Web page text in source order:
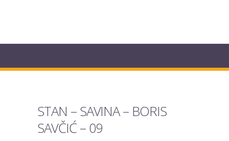
STAN – SAVINA – BORIS
SAVČIĆ – 09